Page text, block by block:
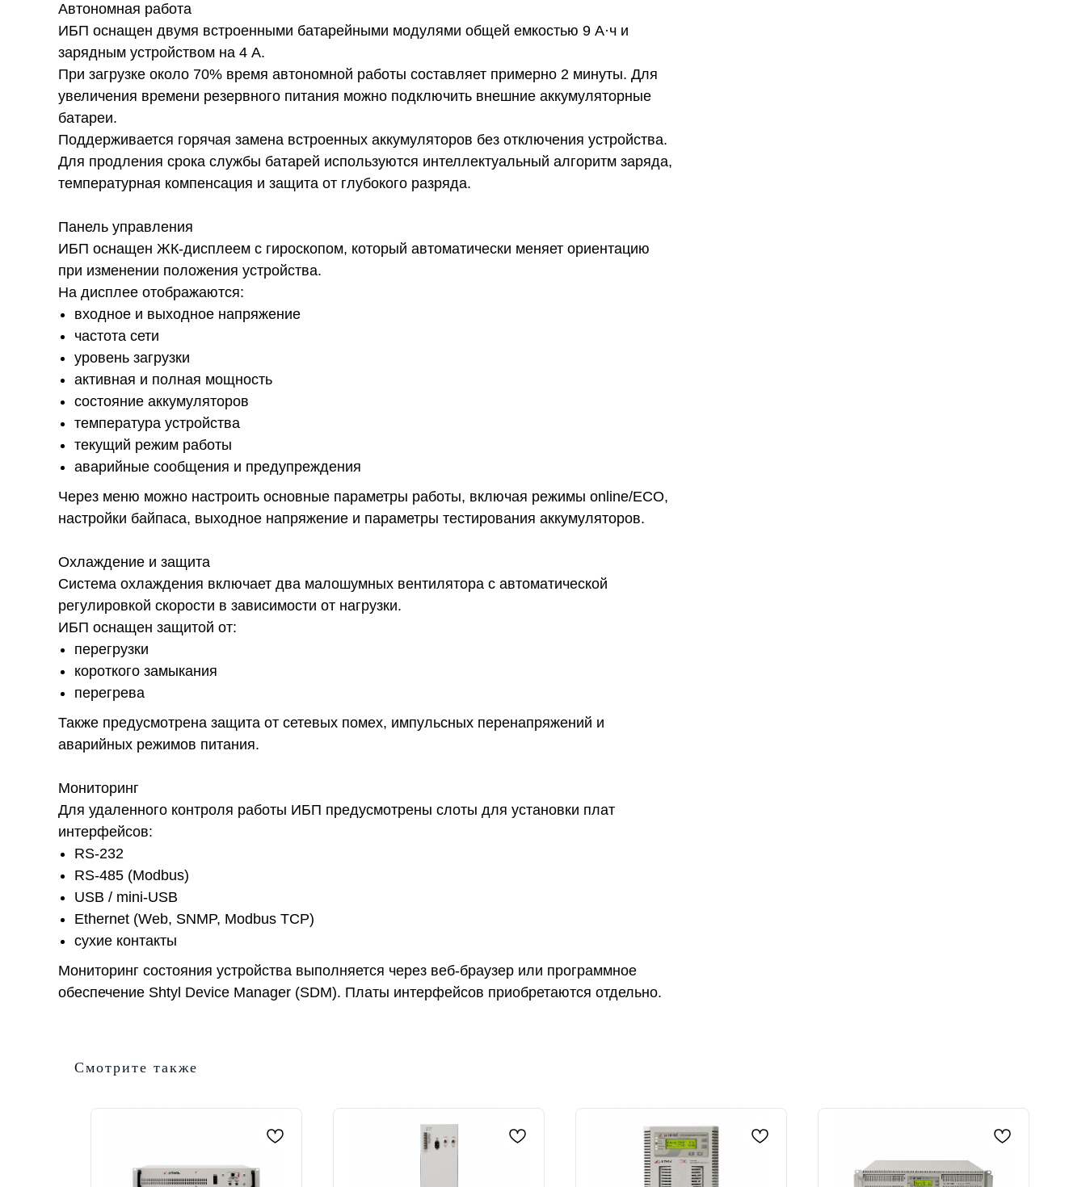
Автономная работа
ИБП оснащен двумя встроенными батарейными модулями общей емкостью 9 А·ч и
зарядным устройством на 4 А.
При загрузке около 70% время автономной работы составляет примерно 2 минуты. Для
увеличения времени резервного питания можно подключить внешние аккумуляторные
батареи.
Поддерживается горячая замена встроенных аккумуляторов без отключения устройства.
Для продления срока службы батарей используются интеллектуальный алгоритм заряда,
температурная компенсация и защита от глубокого разряда.
Панель управления
ИБП оснащен ЖК-дисплеем с гироскопом, который автоматически меняет ориентацию
при изменении положения устройства.
На дисплее отображаются:
входное и выходное напряжение
частота сети
уровень загрузки
активная и полная мощность
состояние аккумуляторов
температура устройства
текущий режим работы
аварийные сообщения и предупреждения
Через меню можно настроить основные параметры работы, включая режимы online/ECO,
настройки байпаса, выходное напряжение и параметры тестирования аккумуляторов.
Охлаждение и защита
Система охлаждения включает два малошумных вентилятора с автоматической
регулировкой скорости в зависимости от нагрузки.
ИБП оснащен защитой от:
перегрузки
короткого замыкания
перегрева
Также предусмотрена защита от сетевых помех, импульсных перенапряжений и
аварийных режимов питания.
Мониторинг
Для удаленного контроля работы ИБП предусмотрены слоты для установки плат
интерфейсов:
RS-232
RS-485 (Modbus)
USB / mini-USB
Ethernet (Web, SNMP, Modbus TCP)
сухие контакты
Мониторинг состояния устройства выполняется через веб-браузер или программное
обеспечение Shtyl Device Manager (SDM). Платы интерфейсов приобретаются отдельно.
Смотрите также